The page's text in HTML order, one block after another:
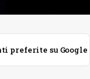
preferite su Google